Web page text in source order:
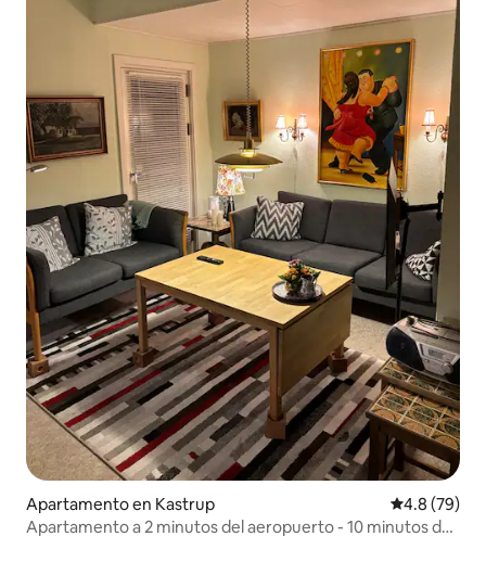
Apartamento en Kastrup Calificación
4.8 (79)
Apartamento a 2 minutos del aeropuerto - 10 minutos de